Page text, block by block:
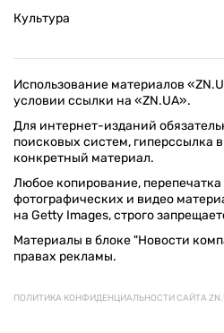
Культура
Использование материалов
условии ссылки на «ZN.UA».
Для интернет-изданий
поисковых систем, гиперссылка
конкретный материал.
Любое копирование,
фотографических и видео
на Getty Images, строго
Материалы в блоке "Новости
правах рекламы.
ПОЛИТИКА КОНФИДЕНЦИАЛЬНОСТИ САЙТА
© 1994–2026 «ЗЕРКАЛО НЕДЕЛИ. УКРАИНА».